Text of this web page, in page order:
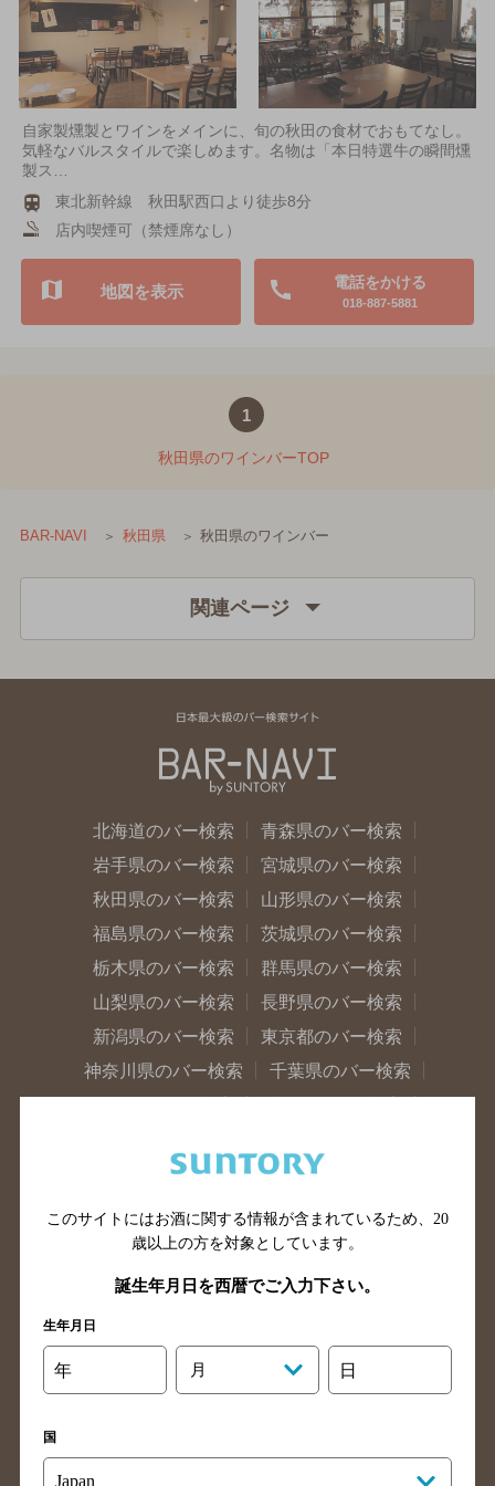
自家製燻製とワインをメインに、旬の秋田の食材でおもてなし。
気軽なバルスタイルで楽しめます。名物は「本日特選牛の瞬間燻
製ス…
東北新幹線 秋田駅西口より徒歩8分
店内喫煙可（禁煙席なし）
電話をかける
018-887-5881
地図を表示
1
秋田県のワインバーTOP
BAR-NAVI 秋田県 秋田県のワインバー
関連ページ
北海道のバー検索
青森県のバー検索
岩手県のバー検索
宮城県のバー検索
秋田県のバー検索
山形県のバー検索
福島県のバー検索
茨城県のバー検索
栃木県のバー検索
群馬県のバー検索
山梨県のバー検索
長野県のバー検索
新潟県のバー検索
東京都のバー検索
神奈川県のバー検索
千葉県のバー検索
岐阜県のバー検索
富山県のバー検索
石川県のバー検索
福井県のバー検索
大阪府のバー検索
京都府のバー検索
兵庫県のバー検索
奈良県のバー検索
広島県のバー検索
岡山県のバー検索
山口県のバー検索
鳥取県のバー検索
高知県のバー検索
このサイトにはお酒に関する情報が含まれているため、 20
歳以上の方を対象としています。
誕生年月日を西暦でご入力下さい。
生年月日
年 月 日
国